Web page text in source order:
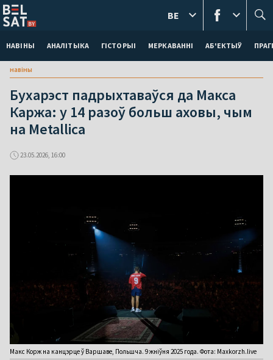
НАВІНЫ АНАЛІТЫКА ГІСТОРЫІ МЕРКАВАННI АБ'ЕКТЫЎ
BE
навіны
Бухарэст падрыхтаваўся да Макса
Каржа: у 14 разоў больш аховы, чым
на Metallica
23.05.2026, 16:00
Макс Корж на канцэрце ў Варшаве, Польшча. 9 жніўня 2025 года. Фота: Maxkorzh.live